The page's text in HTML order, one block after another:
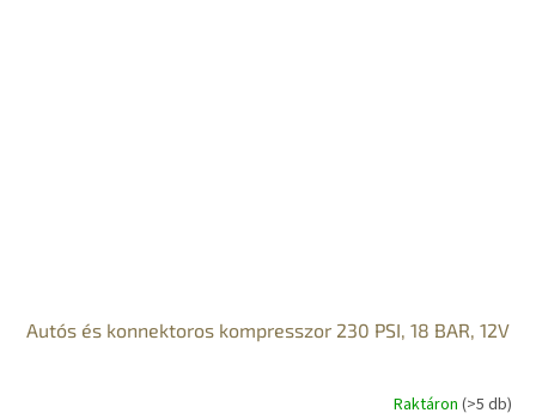
Autós és konnektoros kompresszor 230 PSI, 18 BAR, 12V
Raktáron (>5 db)